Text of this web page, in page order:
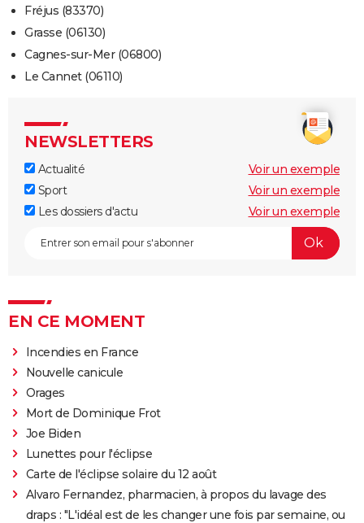
Fréjus (83370)
Grasse (06130)
Cagnes-sur-Mer (06800)
Le Cannet (06110)
NEWSLETTERS
Actualité
Voir un exemple
Sport
Voir un exemple
Les dossiers d'actu
Voir un exemple
EN CE MOMENT
Incendies en France
Nouvelle canicule
Orages
Mort de Dominique Frot
Joe Biden
Lunettes pour l'éclipse
Carte de l'éclipse solaire du 12 août
Alvaro Fernandez, pharmacien, à propos du lavage des
draps : "L'idéal est de les changer une fois par semaine, ou